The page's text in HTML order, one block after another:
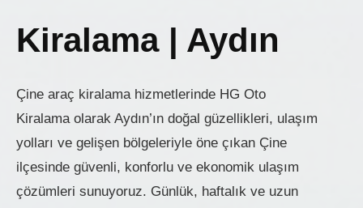
Kiralama | Aydın
Çine araç kiralama hizmetlerinde HG Oto
Kiralama olarak Aydın’ın doğal güzellikleri, ulaşım
yolları ve gelişen bölgeleriyle öne çıkan Çine
ilçesinde güvenli, konforlu ve ekonomik ulaşım
çözümleri sunuyoruz. Günlük, haftalık ve uzun